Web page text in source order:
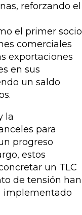
reforzando el
el primer socio
comerciales
exportaciones
en sus
un saldo
la
para
progreso
estos
un TLC
de tensión han
implementado